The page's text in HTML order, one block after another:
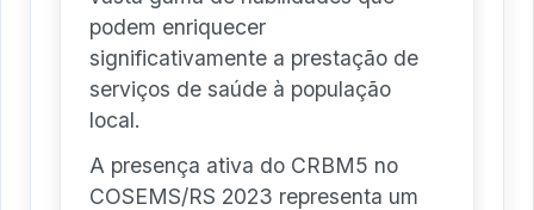
podem enriquecer
significativamente a prestação de
serviços de saúde à população
local.
A presença ativa do CRBM5 no
COSEMS/RS 2023 representa um